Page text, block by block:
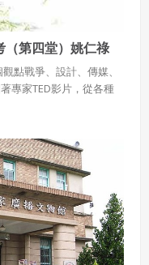
（第四堂）姚仁祿
點戰爭、設計、傳媒、
專家TED影片，從各種
隨著時空、狀態而產生
音網站，
界在2020會有哪些大創
上課地點：東海大學建